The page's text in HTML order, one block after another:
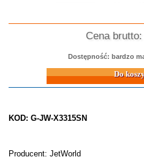
Cena brutto:
Dostępność: bardzo
Do koszyka
KOD: G-JW-X3315SN
Producent: JetWorld